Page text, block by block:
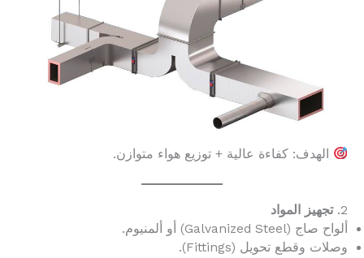
الهدف: كفاءة عالية + توزيع هواء متوازن.
2. تجهيز المواد
ألواح صاج (Galvanized Steel) أو ألمنيوم.
وصلات وقطع تحويل (Fittings).